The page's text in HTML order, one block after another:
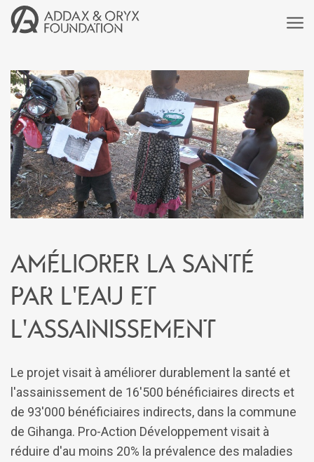
Améliorer la santé
par l'eau et
l'assainissement
Le projet visait à améliorer durablement la santé et
l'assainissement de 16'500 bénéficiaires directs et
de 93'000 bénéficiaires indirects, dans la commune
de Gihanga. Pro-Action Développement visait à
réduire d'au moins 20% la prévalence des maladies